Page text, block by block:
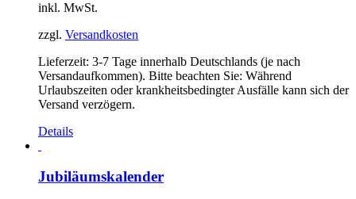
inkl. MwSt.
zzgl. Versandkosten
Lieferzeit: 3-7 Tage innerhalb Deutschlands (je nach
Versandaufkommen). Bitte beachten Sie: Während
Urlaubszeiten oder krankheitsbedingter Ausfälle kann sich der
Versand verzögern.
Details
Jubiläumskalender